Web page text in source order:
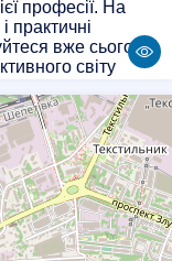
професії. На
практичні
вже сьогодні
світу